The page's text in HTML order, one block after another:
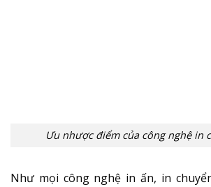
Ưu nhược điểm của công nghệ in
Như mọi công nghệ in ấn, in